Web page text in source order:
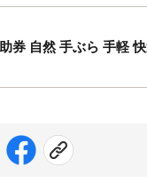
自然 手ぶら 手軽